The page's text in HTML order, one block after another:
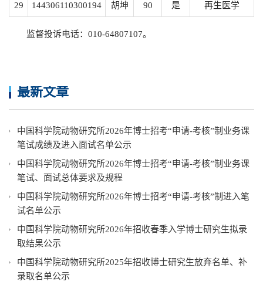
29 144306110300194 胡坤 90 是 再生医学
监督投诉电话：010-64807107。
最新文章
中国科学院动物研究所2026年博士招考“申请-考核”制业务课
笔试成绩及进入面试名单公示
中国科学院动物研究所2026年博士招考“申请-考核”制业务课
笔试、面试总体要求及规程
中国科学院动物研究所2026年博士招考“申请-考核”制进入笔
试名单公示
中国科学院动物研究所2026年招收春季入学博士研究生拟录
取结果公示
中国科学院动物研究所2025年招收博士研究生放弃名单、补
录取名单公示